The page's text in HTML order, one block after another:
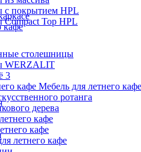
покрытием HPL
Top HPL
столешницы
WERZALIT
3
Мебель для летнего кафе
ротанга
дерева
кафе
кафе
летнего кафе
кафе